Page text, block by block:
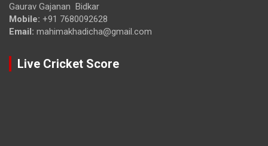
Gaurav Gajanan Bidkar
Mobile: +91 7680092628
Email: mahimakhadicha@gmail.com
Live Cricket Score